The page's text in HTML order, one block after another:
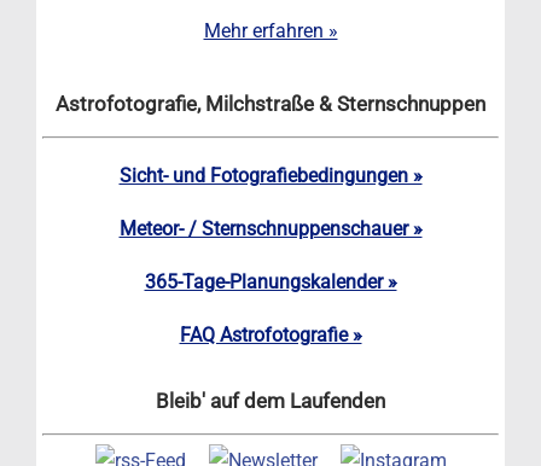
Mehr erfahren »
Astrofotografie, Milchstraße & Sternschnuppen
Sicht- und Fotografiebedingungen »
Meteor- / Sternschnuppenschauer »
365-Tage-Planungskalender »
FAQ Astrofotografie »
Bleib' auf dem Laufenden